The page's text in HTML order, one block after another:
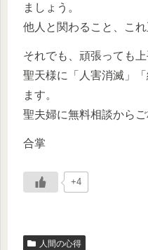
ましょう。
他人と関わること、これ
それでも、頑張っても
聖天様に「人害消滅」
ます。
聖夫婦に無料相談からご
合掌
+4
人間の心得